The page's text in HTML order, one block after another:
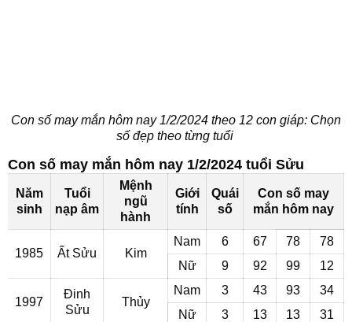
Con số may mắn hôm nay 1/2/2024 theo 12 con giáp: Chọn
số đẹp theo từng tuổi
Con số may mắn hôm nay 1/2/2024 tuổi Sửu
Năm
sinh
Tuổi
nạp âm
Mệnh
ngũ
hành
Giới
tính
Quái
số
Con số may
mắn hôm nay
1985 Ất Sửu Kim
Nam 6 67 78
78
Nữ
9 92 99 12
1997
Đinh
Sửu
Thủy
Nam 3 43 93
34
Nữ
3 13 13 31